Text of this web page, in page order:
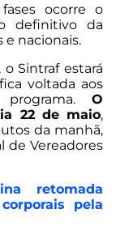
ocorre o
definitivo da
e nacionais.
o Sintraf estará
voltada aos
O
22 de maio,
da manhã,
de Vereadores
retomada
pela